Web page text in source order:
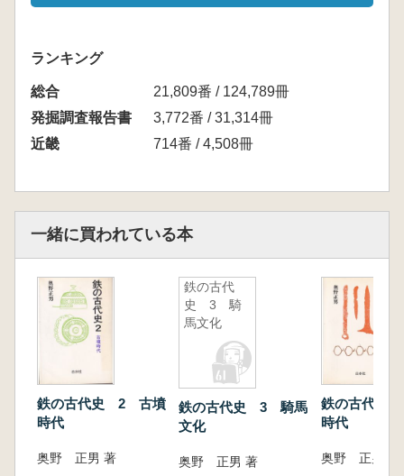
ランキング
総合
21,809番 / 124,789冊
発掘調査報告書
3,772番 / 31,314冊
近畿
714番 / 4,508冊
一緒に買われている本
鉄の古代史 2 古墳
時代
奥野 正男 著
鉄の古代
史 3 騎
馬文化
鉄の古代史 3 騎馬
文化
奥野 正男 著
鉄の古代史
時代
奥野 正男 著